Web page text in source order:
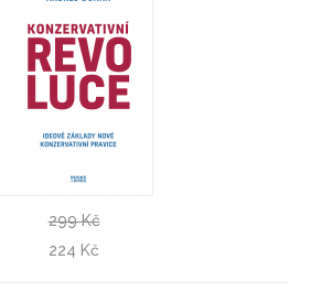
Andrej Duhan
Konzervativní revoluce
299 Kč
224 Kč